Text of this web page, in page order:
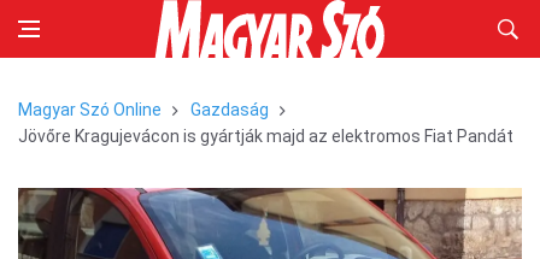
Magyar Szó Online
Gazdaság
Jövőre Kragujevácon is gyártják majd az elektromos Fiat Pandát